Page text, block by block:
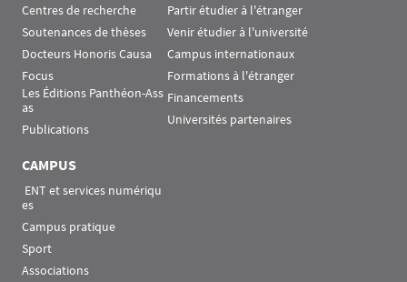
Centres de recherche
Soutenances de thèses
Docteurs Honoris Causa
Focus
Les Éditions Panthéon-Ass
as
Publications
Partir étudier à l'étranger
Venir étudier à l'université
Campus internationaux
Formations à l'étranger
Financements
Universités partenaires
CAMPUS
es
Campus pratique
Sport
Associations